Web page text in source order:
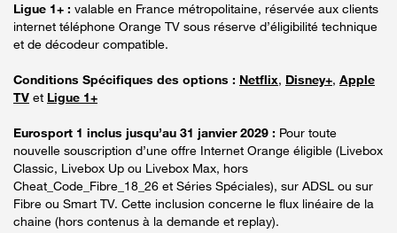
Ligue 1+ : valable en France métropolitaine, réservée aux clients
internet téléphone Orange TV sous réserve d’éligibilité technique
et de décodeur compatible.
Conditions Spécifiques des options : Netflix, Disney+, Apple
TV et Ligue 1+
Eurosport 1 inclus jusqu’au 31 janvier 2029 : Pour toute
nouvelle souscription d’une offre Internet Orange éligible (Livebox
Classic, Livebox Up ou Livebox Max, hors
Cheat_Code_Fibre_18_26 et Séries Spéciales), sur ADSL ou sur
Fibre ou Smart TV. Cette inclusion concerne le flux linéaire de la
chaine (hors contenus à la demande et replay).